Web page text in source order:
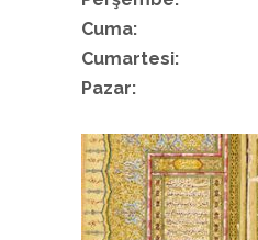
Cuma:
Cumartesi:
Pazar: